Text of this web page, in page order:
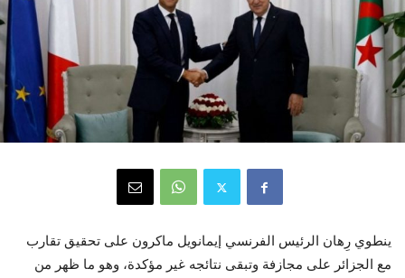
ينطوي رِهان الرئيس الفرنسي إيمانويل ماكرون على تحقيق تقارب
مع الجزائر على مجازفة وتبقى نتائجه غير مؤكدة، وهو ما ظهر من